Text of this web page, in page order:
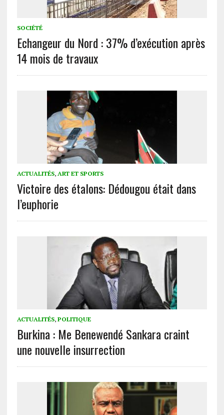
SOCIÉTÉ
Echangeur du Nord : 37% d’exécution après
14 mois de travaux
ACTUALITÉS, ART ET SPORTS
Victoire des étalons: Dédougou était dans
l’euphorie
ACTUALITÉS, POLITIQUE
Burkina : Me Benewendé Sankara craint
une nouvelle insurrection